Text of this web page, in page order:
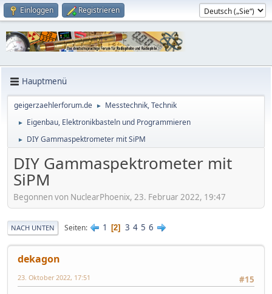
Einloggen Registrieren
Hauptmenü
geigerzaehlerforum.de ► Messtechnik, Technik
► Eigenbau, Elektronikbasteln und Programmieren
► DIY Gammaspektrometer mit SiPM
DIY Gammaspektrometer mit
SiPM
Begonnen von NuclearPhoenix, 23. Februar 2022, 19:47
NACH UNTEN Seiten 1 2 3 4 5 6
dekagon
#15
23. Oktober 2022, 17:51